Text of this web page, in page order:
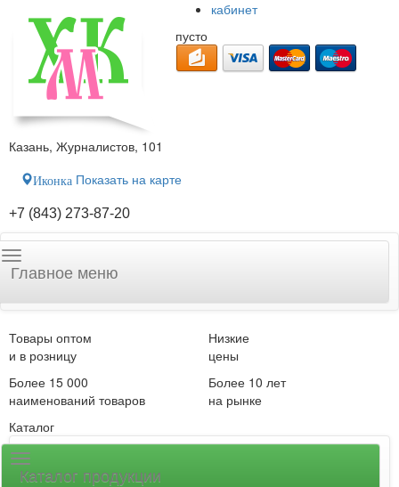
кабинет
пусто
Казань, Журналистов, 101
Иконка Показать на карте
+7 (843) 273-87-20
Главное меню
Товары оптом
и в розницу
Низкие
цены
Более 15 000
наименований товаров
Более 10 лет
на рынке
Каталог
Каталог продукции